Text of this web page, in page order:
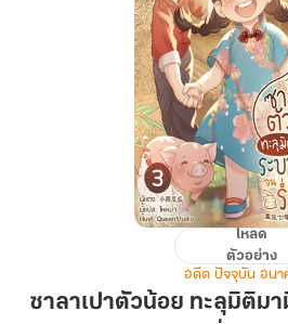
ซาลาเปา
น้อย
โหลด
ตัวอย่าง
อดีต ปัจจุบัน อนา
ซาลาเปาตัวน้อย ทะลุมิติม